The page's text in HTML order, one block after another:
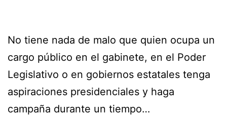
No tiene nada de malo que quien ocupa un
cargo público en el gabinete, en el Poder
Legislativo o en gobiernos estatales tenga
aspiraciones presidenciales y haga
campaña durante un tiempo…